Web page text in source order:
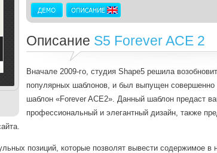
Описание S5 Forever ACE 2
Вначале 2009-го, студия Shape5 решила
популярных шаблонов, и был выпущен
шаблон «Forever ACE2». Данный шаблон предаст
профессиональный и элегантный дизайн, также
позиций, которые позволят вывести содержимое в